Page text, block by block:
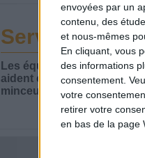
envoyées par un
contenu, des
et nous-mêmes
En cliquant, vous
des informations
consentement.
votre
retirer votre
en bas de la page
Service-client
Les équipes du Service-
aident chaque semaine à
minceur.